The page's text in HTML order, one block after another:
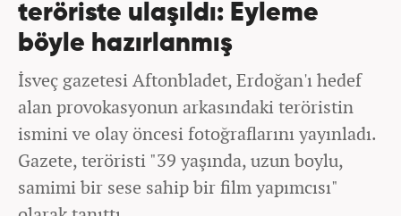
teröriste ulaşıldı: Eyleme
böyle hazırlanmış
İsveç gazetesi Aftonbladet, Erdoğan'ı hedef
alan provokasyonun arkasındaki teröristin
ismini ve olay öncesi fotoğraflarını yayınladı.
Gazete, teröristi "39 yaşında, uzun boylu,
samimi bir sese sahip bir film yapımcısı"